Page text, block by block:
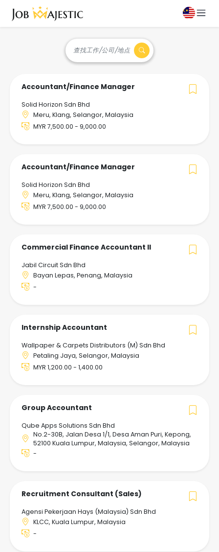
查找工作/公司/地点
Accountant/Finance Manager
Solid Horizon Sdn Bhd
Meru, Klang, Selangor, Malaysia
MYR 7,500.00 - 9,000.00
Accountant/Finance Manager
Solid Horizon Sdn Bhd
Meru, Klang, Selangor, Malaysia
MYR 7,500.00 - 9,000.00
Commercial Finance Accountant II
Jabil Circuit Sdn Bhd
Bayan Lepas, Penang, Malaysia
-
Internship Accountant
Wallpaper & Carpets Distributors (M) Sdn Bhd
Petaling Jaya, Selangor, Malaysia
MYR 1,200.00 - 1,400.00
Group Accountant
Qube Apps Solutions Sdn Bhd
No.2-30B, Jalan Desa 1/1, Desa Aman Puri, Kepong,
52100 Kuala Lumpur, Malaysia, Selangor, Malaysia
-
Recruitment Consultant (Sales)
Agensi Pekerjaan Hays (Malaysia) Sdn Bhd
KLCC, Kuala Lumpur, Malaysia
-